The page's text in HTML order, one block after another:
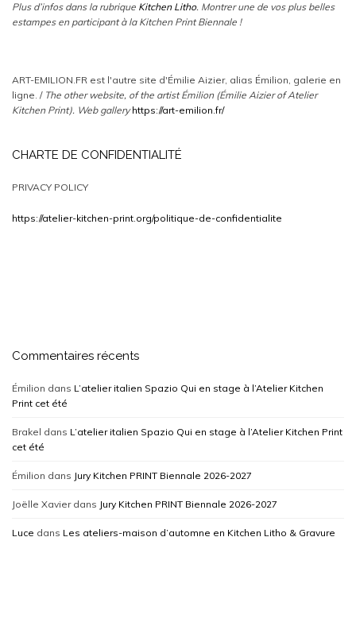
Plus d’infos dans la rubrique Kitchen Litho. Montrer une de vos plus belles
estampes en participant à la Kitchen Print Biennale !
ART-EMILION.FR est l'autre site d'Émilie Aizier, alias Émilion, galerie en
ligne. / The other website, of the artist Émilion (Émilie Aizier of Atelier
Kitchen Print). Web gallery https://art-emilion.fr/
CHARTE DE CONFIDENTIALITÉ
PRIVACY POLICY
https://atelier-kitchen-print.org/politique-de-confidentialite
Commentaires récents
Émilion dans L’atelier italien Spazio Qui en stage à l’Atelier Kitchen
Print cet été
Brakel dans L’atelier italien Spazio Qui en stage à l’Atelier Kitchen Print
cet été
Émilion dans Jury Kitchen PRINT Biennale 2026-2027
Joëlle Xavierdans Jury Kitchen PRINT Biennale 2026-2027
Luce dans Les ateliers-maison d’automne en Kitchen Litho & Gravure